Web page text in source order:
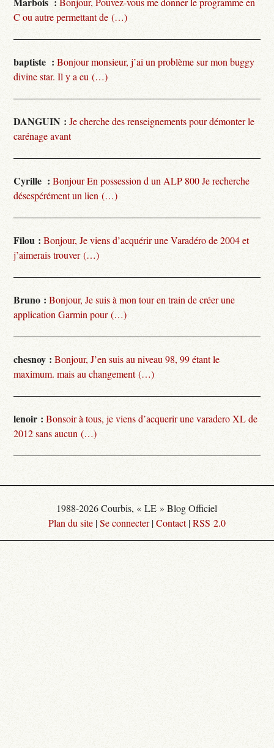
C ou autre permettant de (…)
baptiste : Bonjour monsieur, j’ai un problème sur mon buggy
divine star. Il y a eu (…)
DANGUIN : Je cherche des renseignements pour démonter le
carénage avant
Cyrille : Bonjour En possession d un ALP 800 Je recherche
désespérément un lien (…)
Filou : Bonjour, Je viens d’acquérir une Varadéro de 2004 et
j’aimerais trouver (…)
Bruno : Bonjour, Je suis à mon tour en train de créer une
application Garmin pour (…)
chesnoy : Bonjour, J’en suis au niveau 98, 99 étant le
maximum. mais au changement (…)
lenoir : Bonsoir à tous, je viens d’acquerir une varadero XL de
2012 sans aucun (…)
1988-2026 Courbis, « LE » Blog Officiel
Plan du site |Se connecter|Contact|RSS 2.0